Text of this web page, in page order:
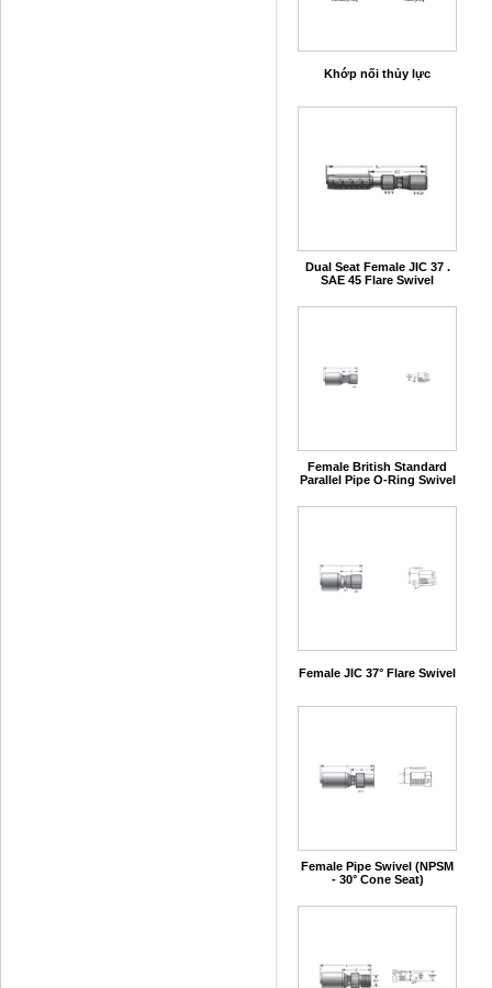
Khớp nối thủy lực
Dual Seat Female JIC 37 .
SAE 45 Flare Swivel
Female British Standard
Parallel Pipe O-Ring Swivel
Female JIC 37° Flare Swivel
Female Pipe Swivel (NPSM
- 30° Cone Seat)